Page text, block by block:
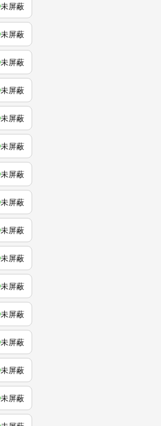
未屏蔽
未屏蔽
未屏蔽
未屏蔽
未屏蔽
未屏蔽
未屏蔽
未屏蔽
未屏蔽
未屏蔽
未屏蔽
未屏蔽
未屏蔽
未屏蔽
未屏蔽